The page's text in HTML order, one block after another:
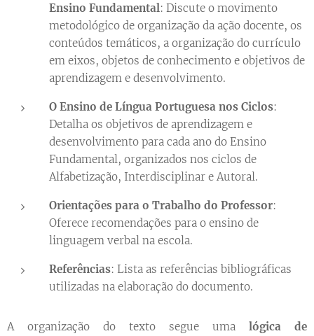
Ensino Fundamental: Discute o movimento
metodológico de organização da ação docente, os
conteúdos temáticos, a organização do currículo
em eixos, objetos de conhecimento e objetivos de
aprendizagem e desenvolvimento.
O Ensino de Língua Portuguesa nos Ciclos:
Detalha os objetivos de aprendizagem e
desenvolvimento para cada ano do Ensino
Fundamental, organizados nos ciclos de
Alfabetização, Interdisciplinar e Autoral.
Orientações para o Trabalho do Professor:
Oferece recomendações para o ensino de
linguagem verbal na escola.
Referências: Lista as referências bibliográficas
utilizadas na elaboração do documento.
A organização do texto segue uma lógica de